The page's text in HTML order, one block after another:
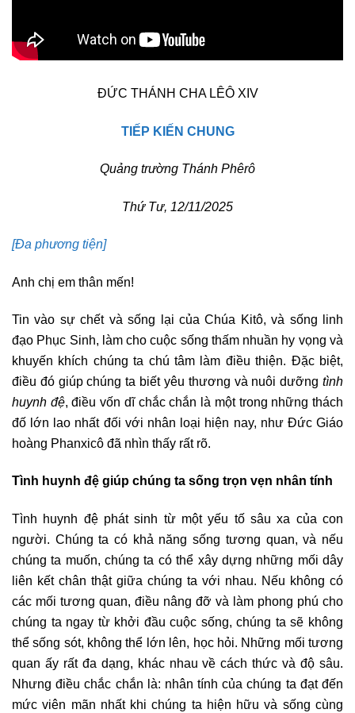
ĐỨC THÁNH CHA LÊÔ XIV
TIẾP KIẾN CHUNG
Quảng trường Thánh Phêrô
Thứ Tư, 12/11/2025
[Đa phương tiện]
Anh chị em thân mến!
Tin vào sự chết và sống lại của Chúa Kitô, và sống linh
đạo Phục Sinh, làm cho cuộc sống thấm nhuần hy vọng và
khuyến khích chúng ta chú tâm làm điều thiện. Đặc biệt,
điều đó giúp chúng ta biết yêu thương và nuôi dưỡng tình
huynh đệ, điều vốn dĩ chắc chắn là một trong những thách
đố lớn lao nhất đối với nhân loại hiện nay, như Đức Giáo
hoàng Phanxicô đã nhìn thấy rất rõ.
Tình huynh đệ giúp chúng ta sống trọn vẹn nhân tính
Tình huynh đệ phát sinh từ một yếu tố sâu xa của con
người. Chúng ta có khả năng sống tương quan, và nếu
chúng ta muốn, chúng ta có thể xây dựng những mối dây
liên kết chân thật giữa chúng ta với nhau. Nếu không có
các mối tương quan, điều nâng đỡ và làm phong phú cho
chúng ta ngay từ khởi đầu cuộc sống, chúng ta sẽ không
thể sống sót, không thể lớn lên, học hỏi. Những mối tương
quan ấy rất đa dạng, khác nhau về cách thức và độ sâu.
Nhưng điều chắc chắn là: nhân tính của chúng ta đạt đến
mức viên mãn nhất khi chúng ta hiện hữu và sống cùng